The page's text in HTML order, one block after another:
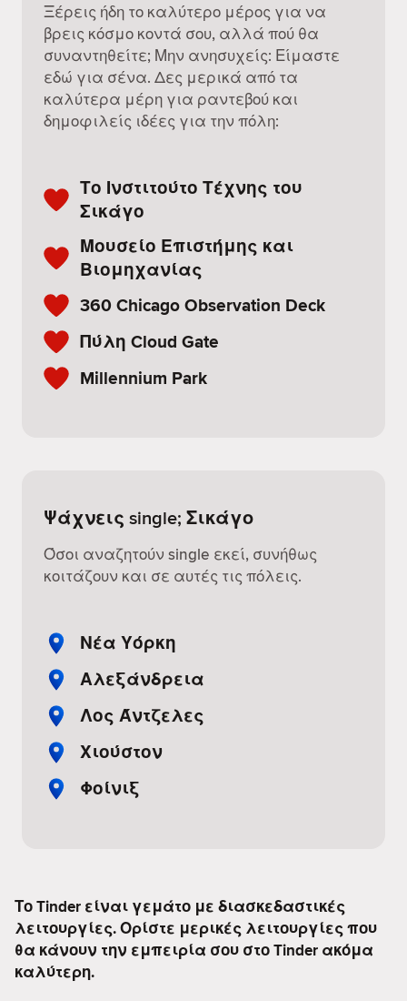
Ξέρεις ήδη το καλύτερο μέρος για να
βρεις κόσμο κοντά σου, αλλά πού θα
συναντηθείτε; Μην ανησυχείς: Είμαστε
εδώ για σένα. Δες μερικά από τα
καλύτερα μέρη για ραντεβού και
δημοφιλείς ιδέες για την πόλη:
Το Ινστιτούτο Τέχνης του
Σικάγο
Μουσείο Επιστήμης και
Βιομηχανίας
360 Chicago Observation Deck
Πύλη Cloud Gate
Millennium Park
Ψάχνεις single; Σικάγο
Όσοι αναζητούν single εκεί, συνήθως
κοιτάζουν και σε αυτές τις πόλεις.
Νέα Υόρκη
Αλεξάνδρεια
Λος Άντζελες
Χιούστον
Φοίνιξ
Το Tinder είναι γεμάτο με διασκεδαστικές
λειτουργίες. Ορίστε μερικές λειτουργίες που
θα κάνουν την εμπειρία σου στο Tinder ακόμα
καλύτερη.